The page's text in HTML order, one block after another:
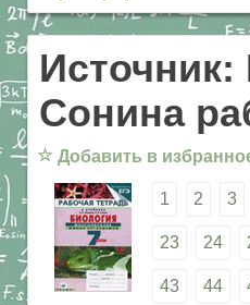
Источник:
Сонина
☆ Добавить в
1 2 3
23 24
43 44